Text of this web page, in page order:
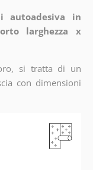
autoadesiva in
larghezza x
si tratta di un
con dimensioni